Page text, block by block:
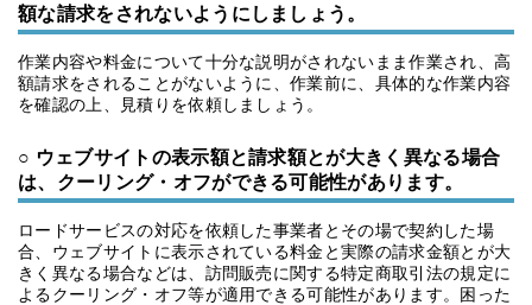
額な請求をされないようにしましょう。
作業内容や料金について十分な説明がされないまま作業され、高
額請求をされることがないように、作業前に、具体的な作業内容
を確認の上、見積りを依頼しましょう。
○ ウェブサイトの表示額と請求額とが大きく異なる場合
は、クーリング・オフができる可能性があります。
ロードサービスの対応を依頼した事業者とその場で契約した場
合、ウェブサイトに表示されている料金と実際の請求金額とが大
きく異なる場合などは、訪問販売に関する特定商取引法の規定に
よるクーリング・オフ等が適用できる可能性があります。困った